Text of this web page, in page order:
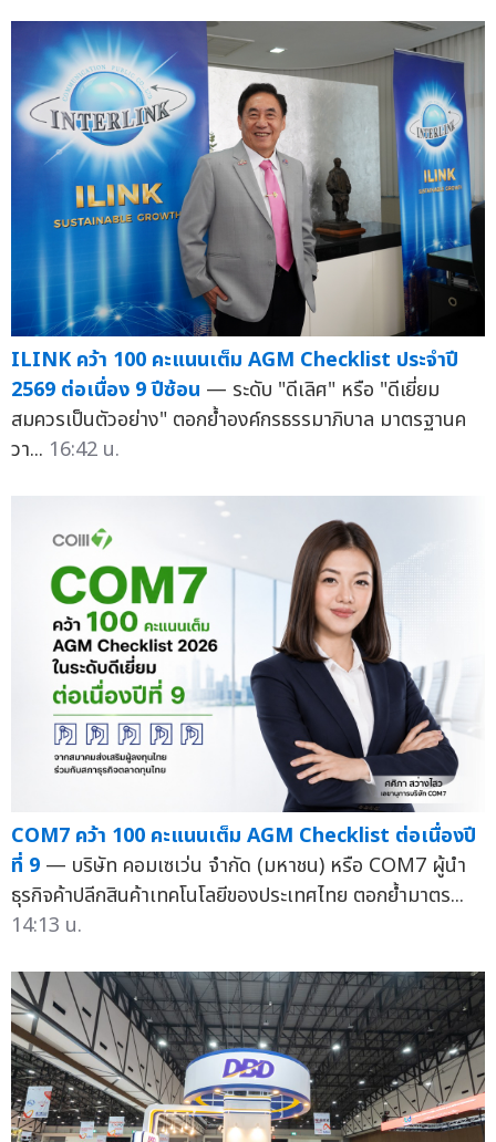
ILINK คว้า 100 คะแนนเต็ม AGM Checklist ประจำปี
2569 ต่อเนื่อง 9 ปีซ้อน — ระดับ "ดีเลิศ" หรือ "ดีเยี่ยม
สมควรเป็นตัวอย่าง" ตอกย้ำองค์กรธรรมาภิบาล มาตรฐานค
วา... 16:42 น.
COM7 คว้า 100 คะแนนเต็ม AGM Checklist ต่อเนื่องปี
ที่ 9 — บริษัท คอมเซเว่น จำกัด (มหาชน) หรือ COM7 ผู้นำ
ธุรกิจค้าปลีกสินค้าเทคโนโลยีของประเทศไทย ตอกย้ำมาตร...
14:13 น.